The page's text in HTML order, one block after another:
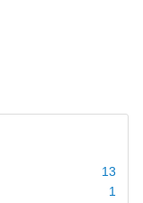
13
1